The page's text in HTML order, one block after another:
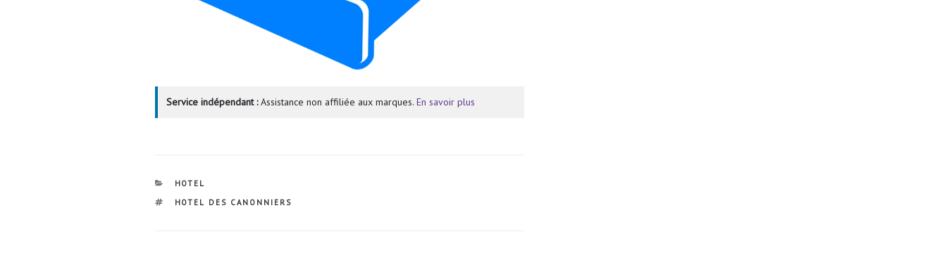
Service indépendant :Assistance non affiliée aux marques. En savoir plus
CATÉGORIES
HOTEL
ÉTIQUETTES
HOTEL DES CANONNIERS